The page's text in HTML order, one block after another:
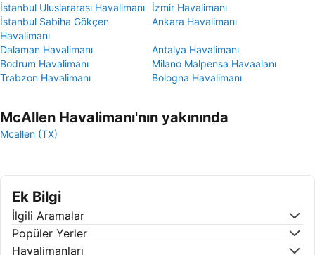
İstanbul Uluslararası Havalimanı
İzmir Havalimanı
İstanbul Sabiha Gökçen
Havalimanı
Ankara Havalimanı
Dalaman Havalimanı
Antalya Havalimanı
Bodrum Havalimanı
Milano Malpensa Havaalanı
Trabzon Havalimanı
Bologna Havalimanı
McAllen Havalimanı'nın yakınında
Mcallen (TX)
Ek Bilgi
İlgili Aramalar
Popüler Yerler
Havalimanları